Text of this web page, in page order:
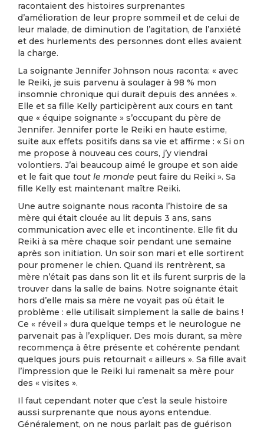
racontaient des histoires surprenantes
d’amélioration de leur propre sommeil et de celui de
leur malade, de diminution de l’agitation, de l’anxiété
et des hurlements des personnes dont elles avaient
la charge.
La soignante Jennifer Johnson nous raconta: « avec
le Reiki, je suis parvenu à soulager à 98 % mon
insomnie chronique qui durait depuis des années ».
Elle et sa fille Kelly participèrent aux cours en tant
que « équipe soignante » s’occupant du père de
Jennifer. Jennifer porte le Reiki en haute estime,
suite aux effets positifs dans sa vie et affirme : « Si on
me propose à nouveau ces cours, j’y viendrai
volontiers. J’ai beaucoup aimé le groupe et son aide
et le fait que tout le monde peut faire du Reiki ». Sa
fille Kelly est maintenant maître Reiki.
Une autre soignante nous raconta l’histoire de sa
mère qui était clouée au lit depuis 3 ans, sans
communication avec elle et incontinente. Elle fit du
Reiki à sa mère chaque soir pendant une semaine
après son initiation. Un soir son mari et elle sortirent
pour promener le chien. Quand ils rentrèrent, sa
mère n’était pas dans son lit et ils furent surpris de la
trouver dans la salle de bains. Notre soignante était
hors d’elle mais sa mère ne voyait pas où était le
problème : elle utilisait simplement la salle de bains !
Ce « réveil » dura quelque temps et le neurologue ne
parvenait pas à l’expliquer. Des mois durant, sa mère
recommença à être présente et cohérente pendant
quelques jours puis retournait « ailleurs ». Sa fille avait
l’impression que le Reiki lui ramenait sa mère pour
des « visites ».
Il faut cependant noter que c’est la seule histoire
aussi surprenante que nous ayons entendue.
Généralement, on ne nous parlait pas de guérison